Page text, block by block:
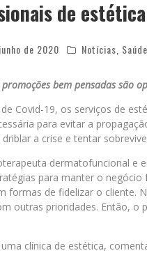
de
de 2020 Notícias Saúde
bem pensadas são
Covid-19, os serviços de
para evitar a
a crise e tentar
dermatofuncional e
para manter o
formas de fidelizar o cliente.
outras prioridades. Então,
clínica de estética,